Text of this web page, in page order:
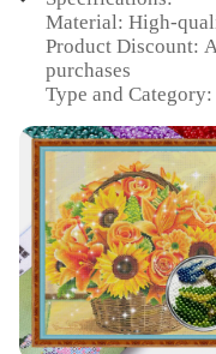
Material: High-
Product Discount:
purchases
Type and
Usage and
gifts, and personal
Shape or Size or
Comprehensive
Performance and
finished product
Features:
**Unmatched